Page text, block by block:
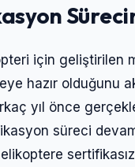
için geliştirilen
hazır olduğunu
yıl önce
süreci